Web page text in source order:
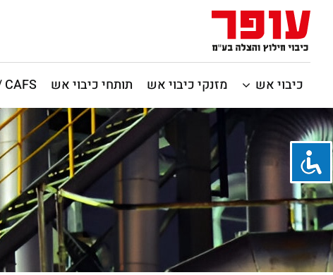
כיבוי אש מזנקי כיבוי אש תותחי כיבוי אש CAFS / כיבוי אש בקצף